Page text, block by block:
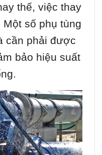
thế, việc thay
số phụ tùng
cần phải được
bảo hiệu suất